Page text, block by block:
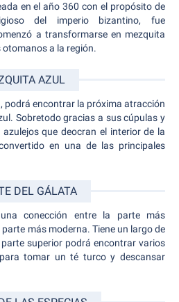
en el año 360 con el propósito de
del imperio bizantino, fue
a transformarse en mezquita
otomanos a la región.
AZUL
podrá encontrar la próxima atracción
Sobretodo gracias a sus cúpulas y
que deocran el interior de la
en una de las principales
DEL GÁLATA
conección entre la parte más
más moderna. Tiene un largo de
superior podrá encontrar varios
tomar un té turco y descansar